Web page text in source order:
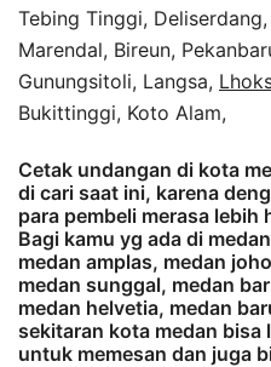
Tebing Tinggi,
Marendal, Bireun,
Gunungsitoli, Langsa,
Bukittinggi, Koto Alam,
Cetak undangan di kota
di cari saat ini, karena
para pembeli merasa lebih
Bagi kamu yg ada di
medan amplas, medan
medan sunggal, medan
medan helvetia, medan
sekitaran kota medan
untuk memesan dan juga